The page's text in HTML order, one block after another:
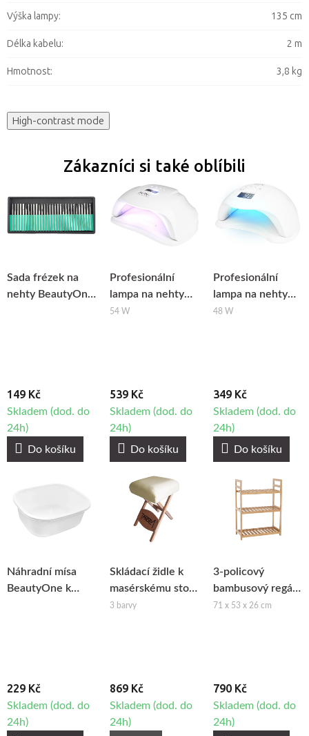
Výška lampy: 135 cm
Délka kabelu: 2 m
Hmotnost: 3,8 kg
High-contrast mode
Zákazníci si také oblíbili
Sada frézek na
nehty BeautyOne
149 Kč
Skladem (dod. do
24h)
Do košíku
Profesionální
lampa na nehty
BeautyOne UV
54 W
539 Kč
Skladem (dod. do
24h)
Do košíku
Profesionální
lampa na nehty
BeautyOne UV
48 W
349 Kč
Skladem (dod. do
24h)
Do košíku
Náhradní mísa
BeautyOne k
229 Kč
Skladem (dod. do
24h)
Skládací židle k
masérskému stolu
Tandem
3 barvy
869 Kč
Skladem (dod. do
24h)
3-policový
bambusový regál
FIORE 1
71 x 53 x 26 cm
790 Kč
Skladem (dod. do
24h)